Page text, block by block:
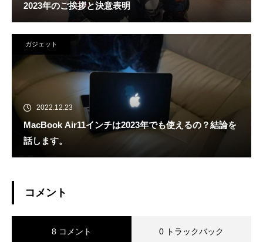
2023年のご挨拶と決意表明
ガジェット
2022.12.23
MacBook Air11インチは2023年でも使えるの？結論を
話します。
コメント
8 コメント 0 トラックバック